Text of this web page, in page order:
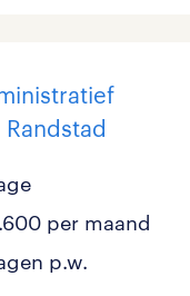
per maand
p.w.